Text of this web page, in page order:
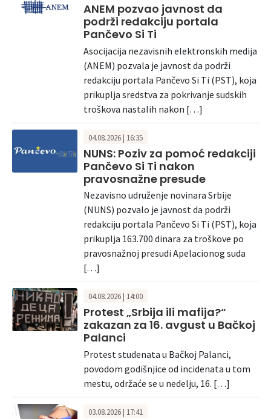
ANEM pozvao javnost da
podrži redakciju portala
Pančevo Si Ti
Asocijacija nezavisnih elektronskih medija
(ANEM) pozvala je javnost da podrži
redakciju portala Pančevo Si Ti (PST), koja
prikuplja sredstva za pokrivanje sudskih
troškova nastalih nakon […]
04.08.2026 | 16:35
NUNS: Poziv za pomoć redakciji
Pančevo Si Ti nakon
pravosnažne presude
Nezavisno udruženje novinara Srbije
(NUNS) pozvalo je javnost da podrži
redakciju portala Pančevo Si Ti (PST), koja
prikuplja 163.700 dinara za troškove po
pravosnažnoj presudi Apelacionog suda
[…]
04.08.2026 | 14:00
Protest „Srbija ili mafija?“
zakazan za 16. avgust u Bačkoj
Palanci
Protest studenata u Bačkoj Palanci,
povodom godišnjice od incidenata u tom
mestu, održaće se u nedelju, 16. […]
03.08.2026 | 17:41